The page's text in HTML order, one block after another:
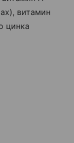
витамин
цинка